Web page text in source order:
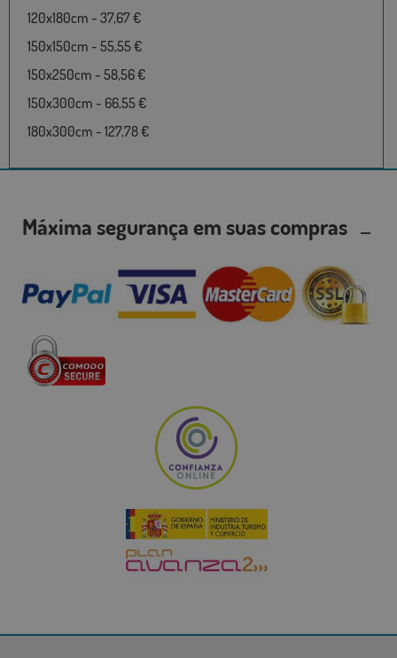
120x180cm - 37,67 €
150x150cm - 55,55 €
150x250cm - 58,56 €
150x300cm - 66,55 €
180x300cm - 127,78 €
Máxima segurança em suas compras